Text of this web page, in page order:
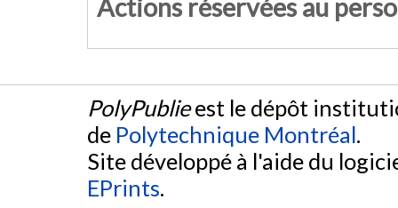
Actions réservées au
PolyPublieest le dépôt
de Polytechnique Montréal.
Site développé à l'aide du
EPrints.